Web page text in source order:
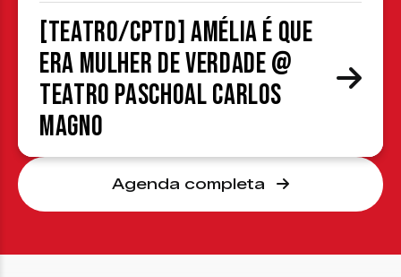
[TEATRO/CPTD] Amélia é que
era mulher de verdade @
Teatro Paschoal Carlos
Magno
Agenda completa